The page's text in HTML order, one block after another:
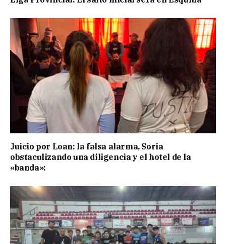
Juicio por Loan: la falsa alarma, Soria
obstaculizando una diligencia y el hotel de la
«banda»: